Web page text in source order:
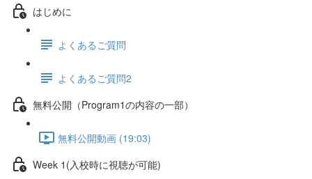
はじめに
よくあるご質問
よくあるご質問2
無料公開（Program1の内容の一部）
無料公開動画 (19:03)
Week 1(入校時に視聴が可能)